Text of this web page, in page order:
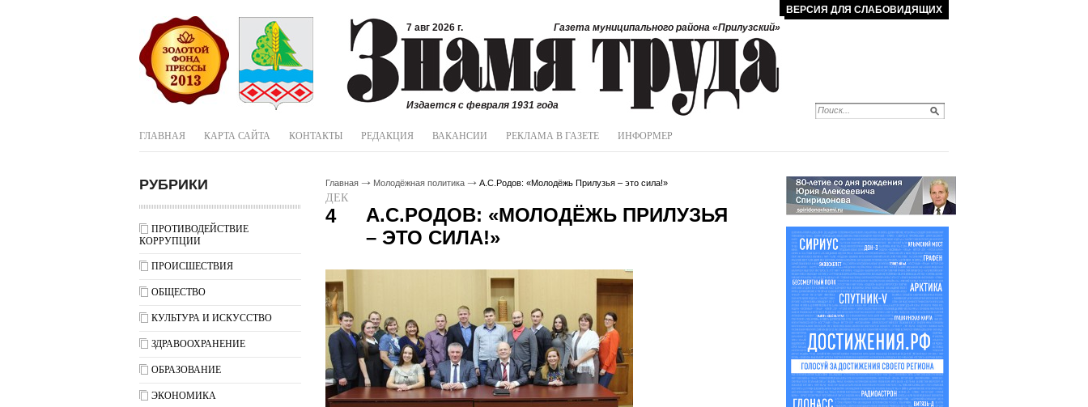
ВЕРСИЯ ДЛЯ СЛАБОВИДЯЩИХ
7 авг 2026 г.
Газета муниципального района «Прилузский»
Издается с февраля 1931 года
ГЛАВНАЯ КАРТА САЙТА КОНТАКТЫ РЕДАКЦИЯ ВАКАНСИИ РЕКЛАМА В ГАЗЕТЕ ИНФОРМЕР
РУБРИКИ
ПРОТИВОДЕЙСТВИЕ
КОРРУПЦИИ
ПРОИСШЕСТВИЯ
ОБЩЕСТВО
КУЛЬТУРА И ИСКУССТВО
ЗДРАВООХРАНЕНИЕ
ОБРАЗОВАНИЕ
ЭКОНОМИКА
Главная Молодёжная политика А.С.Родов: «Молодёжь Прилузья – это сила!»
ДЕК
4
А.С.РОДОВ: «МОЛОДЁЖЬ ПРИЛУЗЬЯ
– ЭТО СИЛА!»